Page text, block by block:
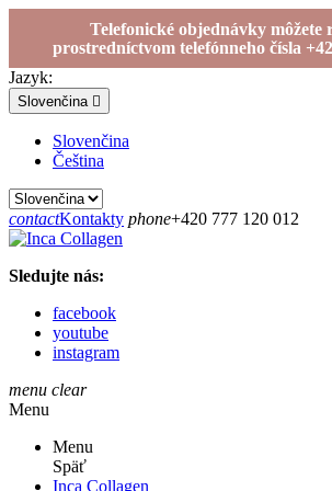
Telefonické objednávky môžete
prostredníctvom telefónneho čísla
Jazyk:
Slovenčina 
Slovenčina
Čeština
contactKontakty phone+420 777 120 012
Sledujte nás:
facebook
youtube
instagram
menu clear
Menu
Menu
Späť
Inca Collagen